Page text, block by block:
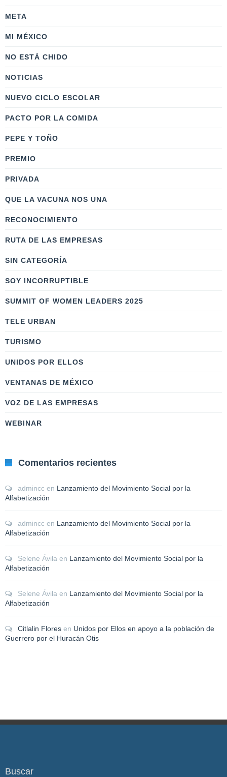
META
MI MÉXICO
NO ESTÁ CHIDO
NOTICIAS
NUEVO CICLO ESCOLAR
PACTO POR LA COMIDA
PEPE Y TOÑO
PREMIO
PRIVADA
QUE LA VACUNA NOS UNA
RECONOCIMIENTO
RUTA DE LAS EMPRESAS
SIN CATEGORÍA
SOY INCORRUPTIBLE
SUMMIT OF WOMEN LEADERS 2025
TELE URBAN
TURISMO
UNIDOS POR ELLOS
VENTANAS DE MÉXICO
VOZ DE LAS EMPRESAS
WEBINAR
Comentarios recientes
admincc en Lanzamiento del Movimiento Social por la
Alfabetización
admincc en Lanzamiento del Movimiento Social por la
Alfabetización
Selene Ávila en Lanzamiento del Movimiento Social por la
Alfabetización
Selene Ávila en Lanzamiento del Movimiento Social por la
Alfabetización
Citlalin Flores en Unidos por Ellos en apoyo a la población de
Guerrero por el Huracán Otis
Buscar